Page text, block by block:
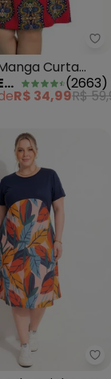
Floral
Curta
com Estampa
MARGUERITE (2663)
R$ 34,99R$
Listrado